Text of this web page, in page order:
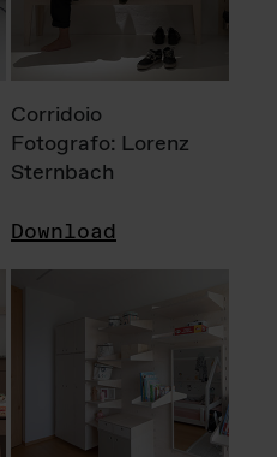
Corridoio
Fotografo: Lorenz
Sternbach
Download